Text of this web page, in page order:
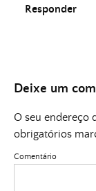
Responder
Deixe um
O seu endereço
obrigatórios
Comentário